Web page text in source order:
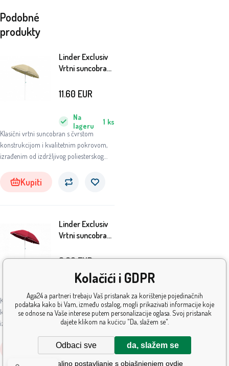
Podobné
produkty
Linder Exclusiv
Vrtni suncobran
Klasični vrtni suncobran s čvrstom
konstrukcijom i kvalitetnim pokrovom,
izrađenim od izdržljivog poliesterskog
Na
lageru
1 ks
11.60 EUR
Kupiti
Linder Exclusiv
Vrtni suncobran
crveni
Klasični vrtni suncobran s čvrstom
konstrukcijom i kvalitetnim pokrovom,
izrađenim od izdržljivog poliesterskog
Na
lageru
8.60EUR
Kolačići i GDPR
Aga24 a partneri trebaju Vaš pristanak za korištenje pojedinačnih
podataka kako bi Vam, između ostalog, mogli prikazivati informacije koje
se odnose na Vaše interese putem personalizacije oglasa. Svoj pristanak
dajete klikom na kućicu "Da, slažem se".
Odbaci sve da, slažem se
Detaljno postavljanje s objašnjenjem ovdje